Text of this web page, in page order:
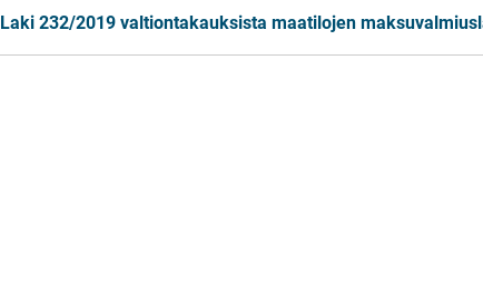
Laki 232/2019 valtiontakauksista maatilojen